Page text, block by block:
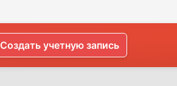
Создать учетную запись